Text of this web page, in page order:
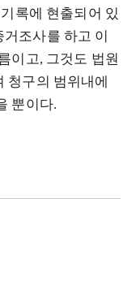
록에 현출되어 있
조사를 하고 이
이고, 그것도 법원
청구의 범위내에
뿐이다.